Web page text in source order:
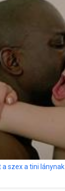
szex a tini lánynak